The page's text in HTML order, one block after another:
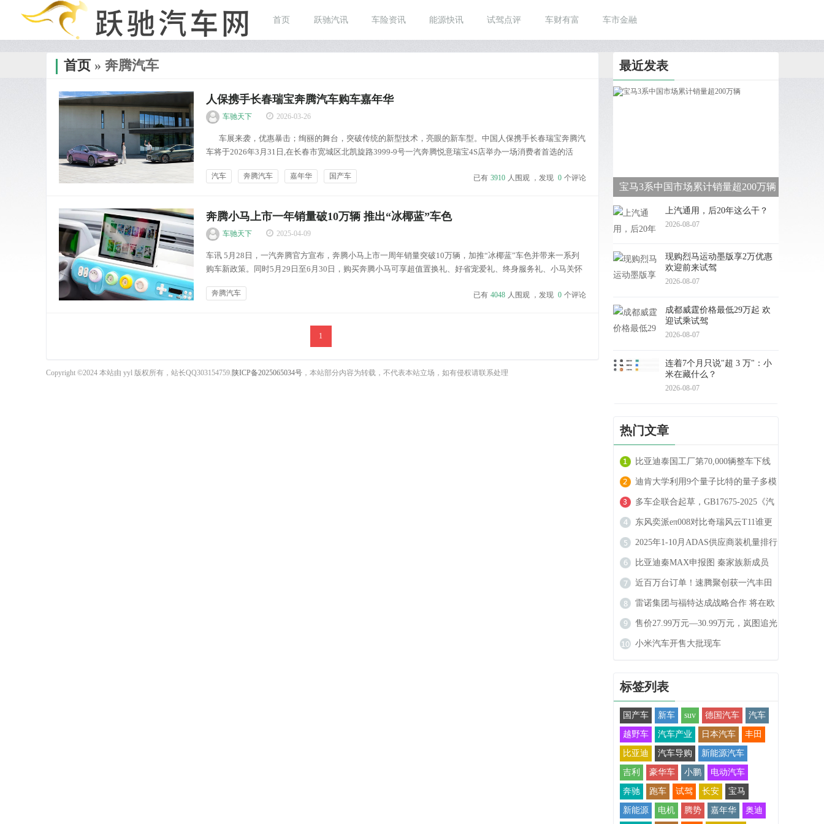
首页 跃驰汽讯 车险资讯 能源快讯 试驾点评 车财有富 车市金融
首页» 奔腾汽车
人保携手长春瑞宝奔腾汽车购车嘉年华
车驰天下 2026-03-26
车展来袭，优惠暴击；绚丽的舞台，突破传统的新型技术，亮眼的新车型。中国人保携手长春瑞宝奔腾汽
车将于2026年3月31日,在长春市宽城区北凯旋路3999-9号一汽奔腾悦意瑞宝4S店举办一场消费者首选的活
汽车 奔腾汽车 嘉年华 国产车 已有 3910 人围观 ，发现 0 个评论
奔腾小马上市一年销量破10万辆 推出“冰椰蓝”车色
车驰天下 2025-04-09
车讯 5月28日，一汽奔腾官方宣布，奔腾小马上市一周年销量突破10万辆，加推“冰椰蓝”车色并带来一系列
购车新政策。同时5月29日至6月30日，购买奔腾小马可享超值置换礼、好省宠爱礼、终身服务礼、小马关怀
蓝”新色的加入，奔腾小马目前拥有冰椰蓝、天黛青、山...
奔腾汽车 已有 4048 人围观 ，发现 0 个评论
1
最近发表
宝马3系中国市场累计销量超200万辆
上汽通用，后20年这么干？
2026-08-07
现购烈马运动墨版享2万优惠
欢迎前来试驾
2026-08-07
成都威霆价格最低29万起 欢
迎试乘试驾
2026-08-07
连着7个月只说"超 3 万"：小
米在藏什么？
2026-08-07
热门文章
比亚迪泰国工厂第70,000辆整车下线
迪肯大学利用9个量子比特的量子多模
态驾驶预测技术 可实现自动驾驶车辆
的精确轨迹预测
多车企联合起草，GB17675-2025《汽
车转向系 基本要求》国家认证标准发
布
东风奕派eπ008对比奇瑞风云T11谁更
强
2025年1-10月ADAS供应商装机量排行
榜：各赛道分化显著，自主供应商份
额持续攀升
比亚迪秦MAX申报图 秦家族新成员
高功率车型动力更强劲
近百万台订单！速腾聚创获一汽丰田
全新定点
雷诺集团与福特达成战略合作 将在欧
洲市场推出两款电动车型
售价27.99万元—30.99万元，岚图追光
L正式上市
小米汽车开售大批现车
标签列表
国产车 新车 suv 德国汽车 汽车
越野车 汽车产业 日本汽车 丰田
比亚迪 汽车导购 新能源汽车
吉利 豪华车 小鹏 电动汽车
奔驰 跑车 试驾 长安 宝马
新能源 电机 腾势 嘉年华 奥迪
Copyright ©2024 本站由 yyl 版权所有，站长QQ303154759.陕ICP备2025065034号，本站部分内容为转载，不代表本站立场，如有侵权请联系处理